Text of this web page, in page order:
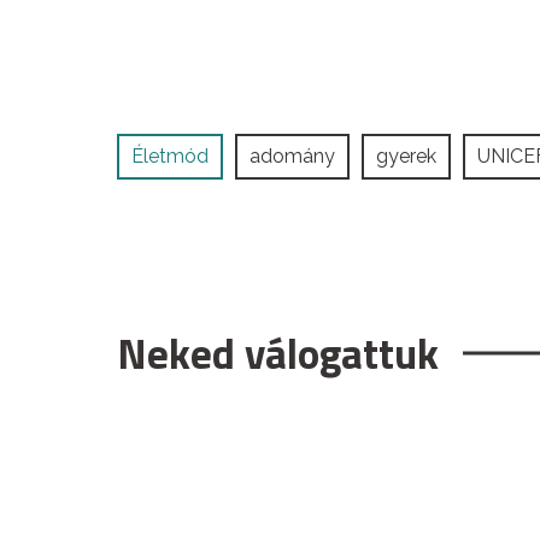
Életmód adomány gyerek
Neked válogattuk